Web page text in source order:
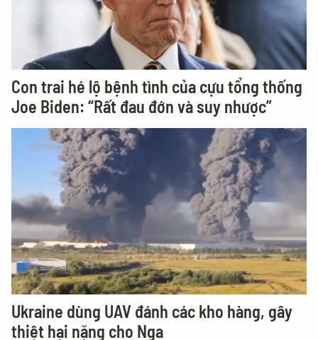
Con trai hé lộ bệnh tình của cựu tổng thống
Joe Biden: “Rất đau đớn và suy nhược”
Ukraine dùng UAV đánh các kho hàng, gây
thiệt hại nặng cho Nga